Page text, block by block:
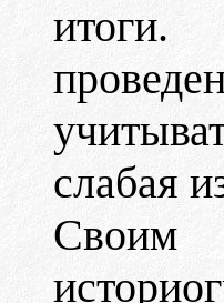
итоги.
слабая
Своим